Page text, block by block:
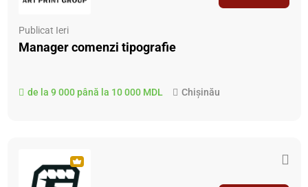
Publicat Ieri
Manager comenzi tipografie
de la 9 000 până la 10 000 MDL Chișinău